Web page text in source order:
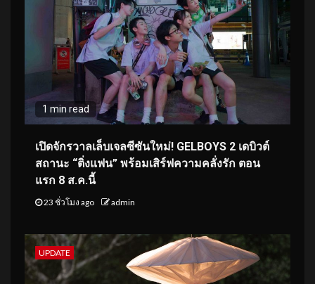
1 min read
เปิดจักรวาลเล็บเจลซีซันใหม่! GELBOYS 2 เดบิวต์
สถานะ “ติ่งแฟน” พร้อมเสิร์ฟความคลั่งรัก ตอน
แรก 8 ส.ค.นี้
23 ชั่วโมง ago admin
UPDATE